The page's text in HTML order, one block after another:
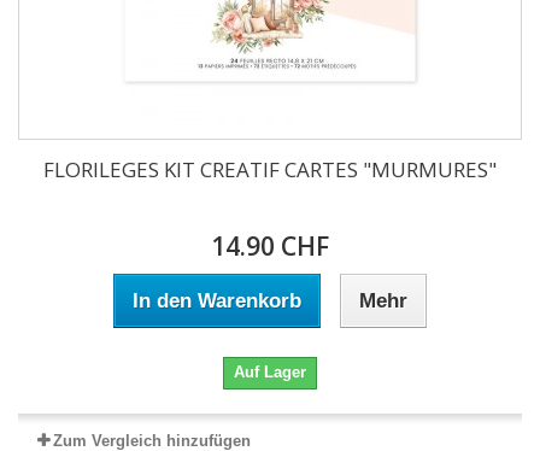
FLORILEGES KIT CREATIF CARTES "MURMURES"
14.90 CHF
In den Warenkorb Mehr
Auf Lager
Zum Vergleich hinzufügen